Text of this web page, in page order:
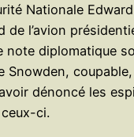
Nationale
de l’avion
note diplomatique
Snowden,
dénoncé les
ci.